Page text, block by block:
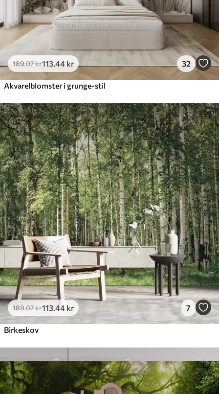
189.07kr113 .44 kr 32
Akvarelblomster i grunge-stil
189.07kr113 .44 kr 7
Birkeskov